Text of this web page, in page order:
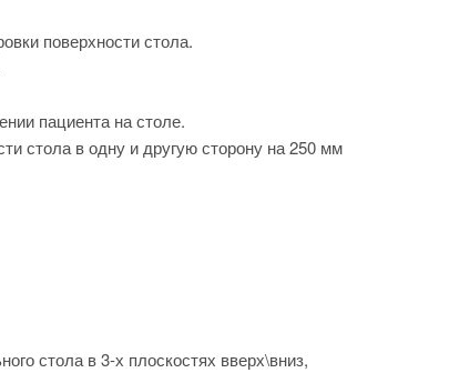
поверхности стола.
пациента на столе.
стола в одну и другую сторону на 250 мм
стола в 3-х плоскостях вверх\вниз,